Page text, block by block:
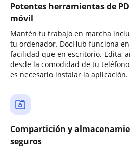
Potentes herramientas de
móvil
Mantén tu trabajo en marcha
tu ordenador. DocHub funciona
facilidad que en escritorio. Edita,
desde la comodidad de tu
es necesario instalar la aplicación.
Compartición y
seguros